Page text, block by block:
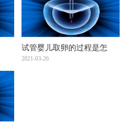
试管婴儿取卵的过程是怎
2021-03-26